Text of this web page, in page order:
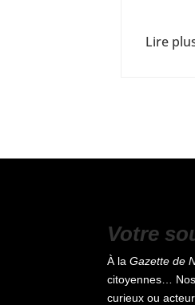
Lire
Votre
À laGazette de
citoyennes…
curieux ou